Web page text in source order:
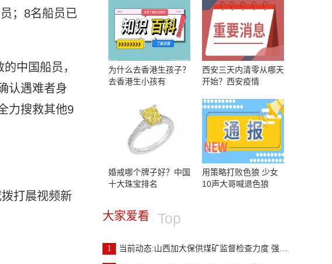
；8名船员已
中国船员，
认遇难者身
力搜救其他9
打晨视频新
为什么去香港生孩子？
去香港生小孩有
西安三天内清零从哪天
开始？西安疫情
婚戒哪个牌子好？中国
十大珠宝排名
用策略打败色狼 少女
10声大哥喊退色狼
大家爱看 Top
1 当前动态:山西加大保供煤矿监督检查力度 强化安全